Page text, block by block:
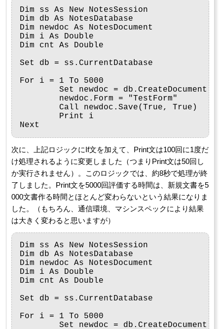
Dim ss As New NotesSession
Dim db As NotesDatabase
Dim newdoc As NotesDocument
Dim i As Double
Dim cnt As Double
Set db = ss.CurrentDatabase
For i = 1 To 5000
次に、上記ロジックにIf文を加えて、Print文は100回に1度だ
け処理されるように変更しました（つまりPrint文は50回し
か実行されません）。このロジックでは、約8秒で処理が終
了しました。Print文を5000回評価する時間は、新規文書を5
000文書作る時間とほとんど変わらないという結果になりま
した。（もちろん、通信環境、マシンスペックにより結果
は大きく変わると思いますが）
Dim ss As New NotesSession
Dim db As NotesDatabase
Dim newdoc As NotesDocument
Dim i As Double
Dim cnt As Double
Set db = ss.CurrentDatabase
For i = 1 To 5000